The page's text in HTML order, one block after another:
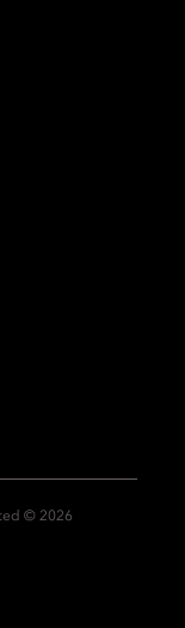
2026 © Mandarin Oriental Hotel Group Limited